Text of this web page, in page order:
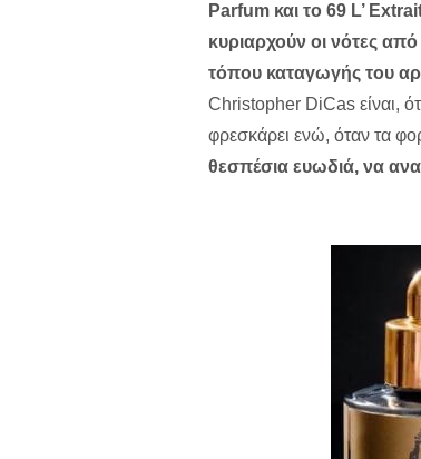
Parfum και το 69 L’
κυριαρχούν οι νότες
τόπου καταγωγής του
Christopher DiCas είναι,
φρεσκάρει ενώ, όταν τα
θεσπέσια ευωδιά, να